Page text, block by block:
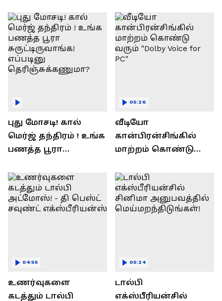
புது மோசடி! கால்
மெர்ஜ் தந்திரம் ! உங்க
பணத்த பூரா
எப்படினு
தெரிஞ்சுக்கணுமா?
வீடியோ
கான்பிரன்சிங்கில்
மாற்றம் கொண்டு
PC"
05:26
உணர்வுகளை
கடத்தும் டால்பி
04:55
டால்பி
எக்ஸ்பீரியன்சில்
05:24